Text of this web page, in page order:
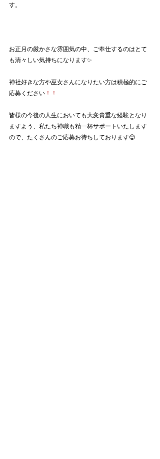
す。
お正月の厳かさな雰囲気の中、ご奉仕するのはとて
も清々しい気持ちになります✨
神社好きな方や巫女さんになりたい方は積極的にご
応募ください ！！
皆様の今後の人生においても大変貴重な経験となり
ますよう、私たち神職も精一杯サポートいたします
ので、たくさんのご応募お待ちしております😊